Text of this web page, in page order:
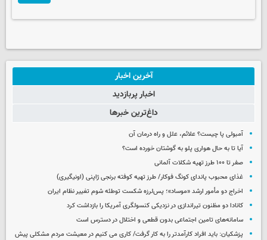
آخرین اخبار
اخبار پربازدید
داغ‌ترین خبرها
آمبولی پا چیست؟ علائم، علل و راه درمان آن
آیا تا به حال هواری پلو به گوشتان خورده است؟
صفر تا ۱۰۰ طرز تهیه شکلات آلمانی
غذای محبوب پاندای کونگ فوکار/ طرز تهیه کوفته برنجی ژاپنی (اونیگیری)
اخراج دو مأمور ارشد «موساد»؛ پس‌لرزه شکست توطئه شوم تغییر نظام ایران
کانادا دو مظنون تیراندازی در نزدیکی کنسولگری آمریکا را بازداشت کرد
سامانه‌های تامین اجتماعی بدون قطعی و اختلال در دسترس است
پزشکیان: باید افراد کارآمدتر را به کار گرفت/ کاری می کنیم در معیشت مردم مشکلی پیش